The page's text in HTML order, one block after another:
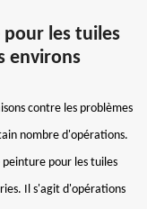
les tuiles
environs
contre les problèmes
nombre d'opérations.
pour les tuiles
Il s'agit d'opérations